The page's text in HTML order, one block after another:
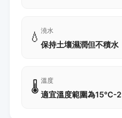
💧 澆水
保持土壤濕潤但不積水
🌡️ 溫度
適宜溫度範圍為15℃-